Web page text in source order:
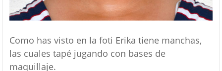
Como has visto en la foti Erika tiene manchas,
las cuales tapé jugando con bases de
maquillaje.